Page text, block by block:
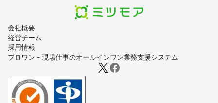
会社概要
経営チーム
採用情報
プロワン - 現場仕事のオールインワン業務支援システム